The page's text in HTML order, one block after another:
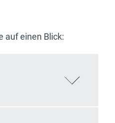
auf einen Blick: